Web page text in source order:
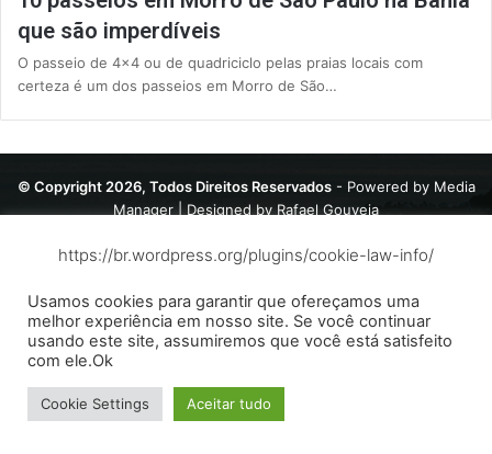
que são imperdíveis
O passeio de 4×4 ou de quadriciclo pelas praias locais com
certeza é um dos passeios em Morro de São…
© Copyright 2026, Todos Direitos Reservados- Powered by Media
Manager| Designed by Rafael Gouveia
https://br.wordpress.org/plugins/cookie-law-info/
Usamos cookies para garantir que ofereçamos uma
melhor experiência em nosso site. Se você continuar
usando este site, assumiremos que você está satisfeito
com ele.Ok
Cookie Settings Aceitar tudo